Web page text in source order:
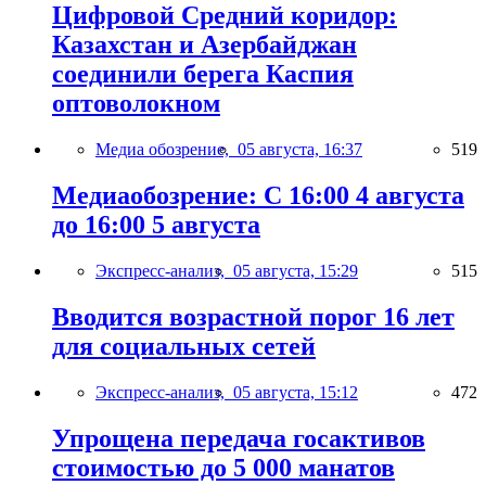
Цифровой Средний коридор:
Казахстан и Азербайджан
соединили берега Каспия
оптоволокном
Медиа обозрение, 05 августа, 16:37 519
Медиаобозрение: С 16:00 4 августа
до 16:00 5 августа
Экспресс-анализ, 05 августа, 15:29 515
Вводится возрастной порог 16 лет
для социальных сетей
Экспресс-анализ, 05 августа, 15:12 472
Упрощена передача госактивов
стоимостью до 5 000 манатов